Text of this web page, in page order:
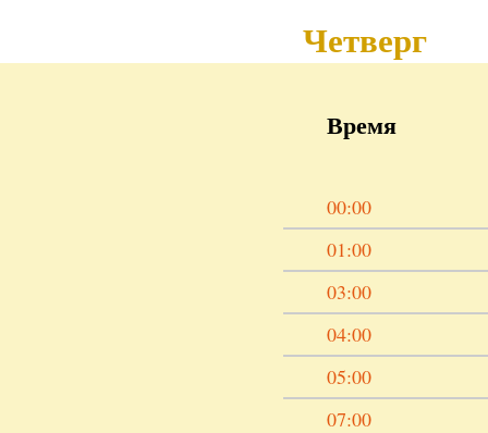
Четверг
Время
00:00
01:00
03:00
04:00
05:00
07:00